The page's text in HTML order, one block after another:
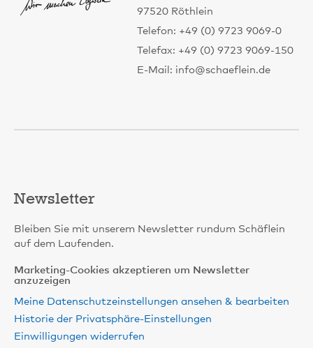
97520 Röthlein
Telefon: +49 (0) 9723 9069-0
Telefax: +49 (0) 9723 9069-150
E-Mail: info@schaeflein.de
Newsletter
Bleiben Sie mit unserem Newsletter rundum Schäflein
auf dem Laufenden.
Marketing-Cookies akzeptieren um Newsletter
anzuzeigen
Meine Datenschutzeinstellungen ansehen & bearbeiten
Historie der Privatsphäre-Einstellungen
Einwilligungen widerrufen